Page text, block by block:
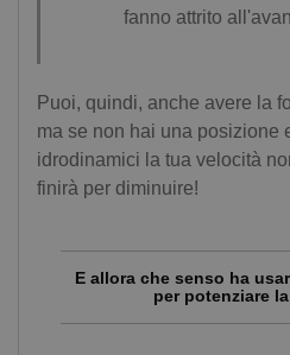
fanno attrito
Puoi, quindi, anche avere la
ma se non hai una posizione
idrodinamici la tua velocità
finirà per diminuire!
E allora che senso ha
per potenziare